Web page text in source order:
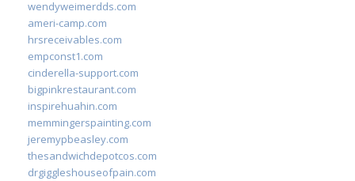
wendyweimerdds.com
ameri-camp.com
hrsreceivables.com
empconst1.com
cinderella-support.com
bigpinkrestaurant.com
inspirehuahin.com
memmingerspainting.com
jeremypbeasley.com
thesandwichdepotcos.com
drgiggleshouseofpain.com